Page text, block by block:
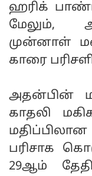
ஹரிக்
மேலும்,
முன்னாள்
காரை
அதன்பின்
காதலி
பரிசாக
29ஆம்